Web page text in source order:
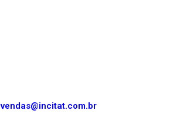
vendas@incitat.com.br